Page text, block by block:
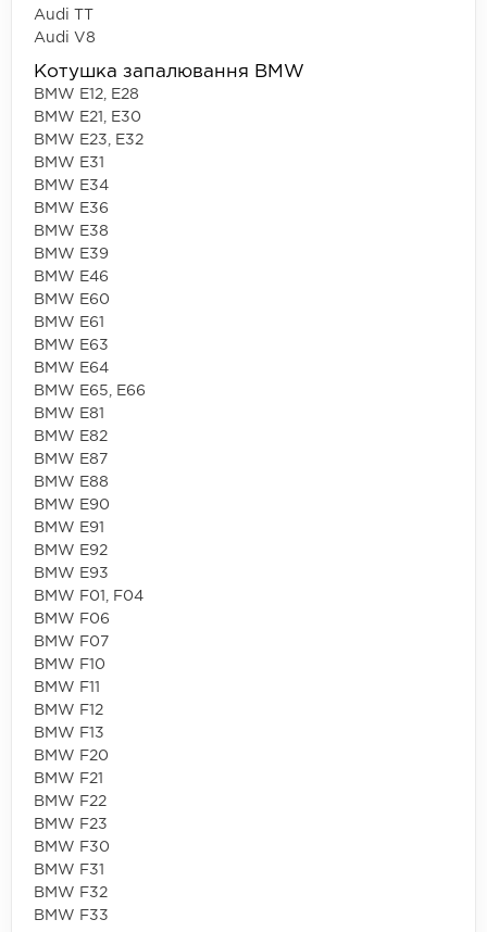
Audi TT
Audi V8
Котушка запалювання BMW
BMW E12, E28
BMW E21, E30
BMW E23, E32
BMW E31
BMW E34
BMW E36
BMW E38
BMW E39
BMW E46
BMW E60
BMW E61
BMW E63
BMW E64
BMW E65, E66
BMW E81
BMW E82
BMW E87
BMW E88
BMW E90
BMW E91
BMW E92
BMW E93
BMW F01, F04
BMW F06
BMW F07
BMW F10
BMW F11
BMW F12
BMW F13
BMW F20
BMW F21
BMW F22
BMW F23
BMW F30
BMW F31
BMW F32
BMW F33